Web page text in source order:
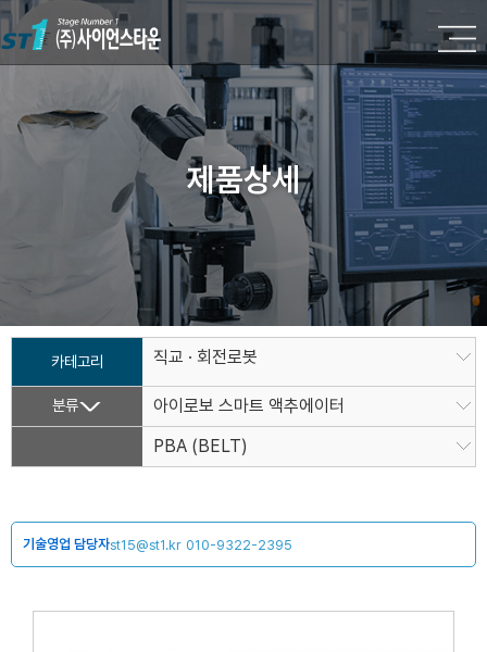
제품상세
카테고리 직교 · 회전로봇
분류
아이로보 스마트 액추에이터
PBA (BELT)
기술영업 담당자st15@st1.kr 010-9322-2395